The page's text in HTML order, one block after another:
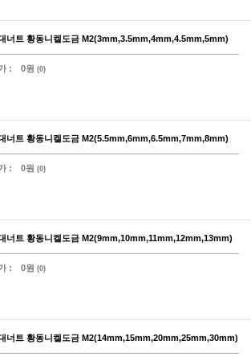
너트 황동니켈도금 M2(3mm,3.5mm,4mm,4.5mm,5mm)
: 0원 (0)
너트 황동니켈도금 M2(5.5mm,6mm,6.5mm,7mm,8mm)
: 0원 (0)
너트 황동니켈도금 M2(9mm,10mm,11mm,12mm,13mm)
: 0원 (0)
너트 황동니켈도금 M2(14mm,15mm,20mm,25mm,30mm)